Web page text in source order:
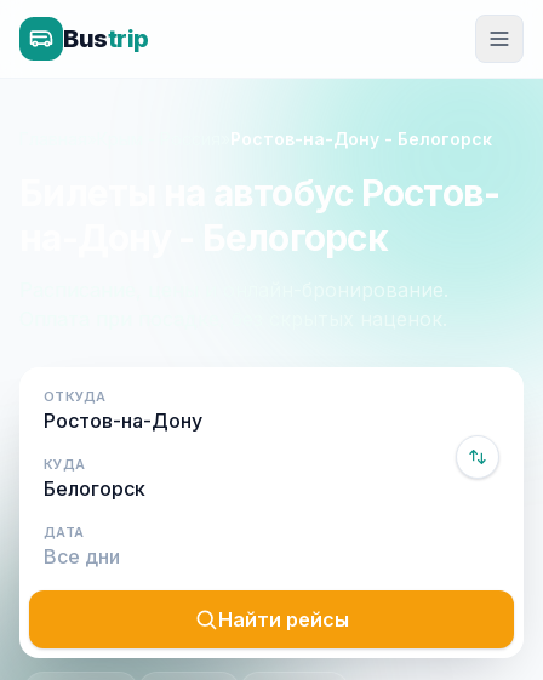
Bustrip
Ростов-на-Дону - Белогорск
Билеты на автобус Ростов-
на-Дону - Белогорск
Расписание, цены и онлайн-бронирование.
Оплата при посадке, без скрытых наценок.
ОТКУДА
КУДА
ДАТА
Найти рейсы